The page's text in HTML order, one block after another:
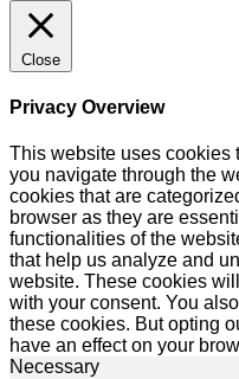
Close
Privacy Overview
This website uses cookies
you navigate through the
cookies that are
browser as they are
functionalities of the
that help us analyze and
website. These cookies
with your consent. You
these cookies. But opting
have an effect on your
Necessary